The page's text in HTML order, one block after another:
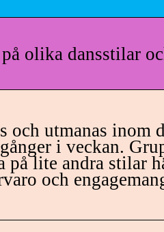
olika dansstilar
utmanas inom
i veckan.
på lite andra
och